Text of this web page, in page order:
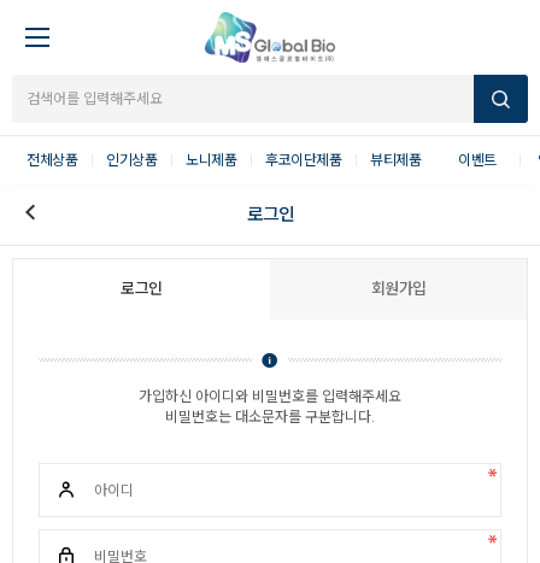
전체상품 인기상품 노니제품 후코이단제품 뷰티제품 이벤트
로그인
로그인 회원가입
가입하신 아이디와 비밀번호를 입력해주세요
비밀번호는 대소문자를 구분합니다.